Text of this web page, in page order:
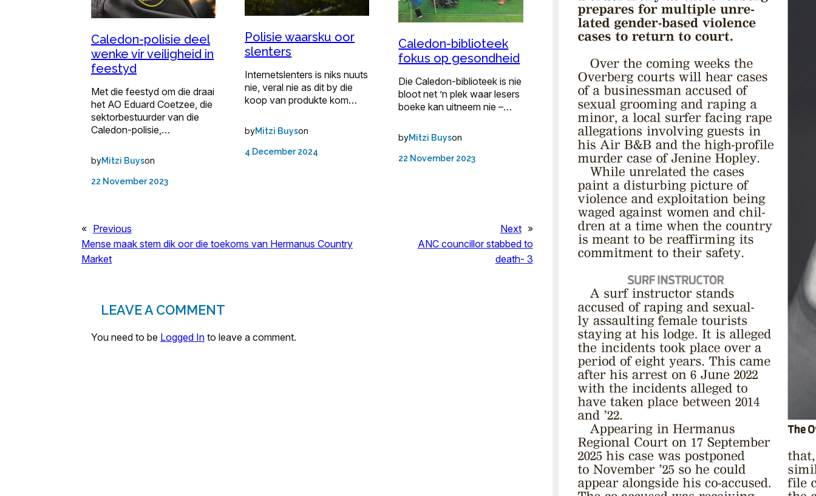
Caledon-polisie deel
wenke vir veiligheid in
feestyd
Met die feestyd om die draai
het AO Eduard Coetzee, die
sektorbestuurder van die
Caledon-polisie,…
byMitzi Buyson
22 November 2023
Polisie waarsku oor
slenters
Internetslenters is niks nuuts
nie, veral nie as dit by die
koop van produkte kom…
byMitzi Buyson
4 December 2024
Caledon-biblioteek
fokus op gesondheid
Die Caledon-biblioteek is nie
bloot net ’n plek waar lesers
boeke kan uitneem nie –…
byMitzi Buyson
22 November 2023
« Previous
Mense maak stem dik oor die toekoms van Hermanus Country
Market
Next »
ANC councillor stabbed to
death- 3
LEAVE A COMMENT
You need to be Logged In to leave a comment.